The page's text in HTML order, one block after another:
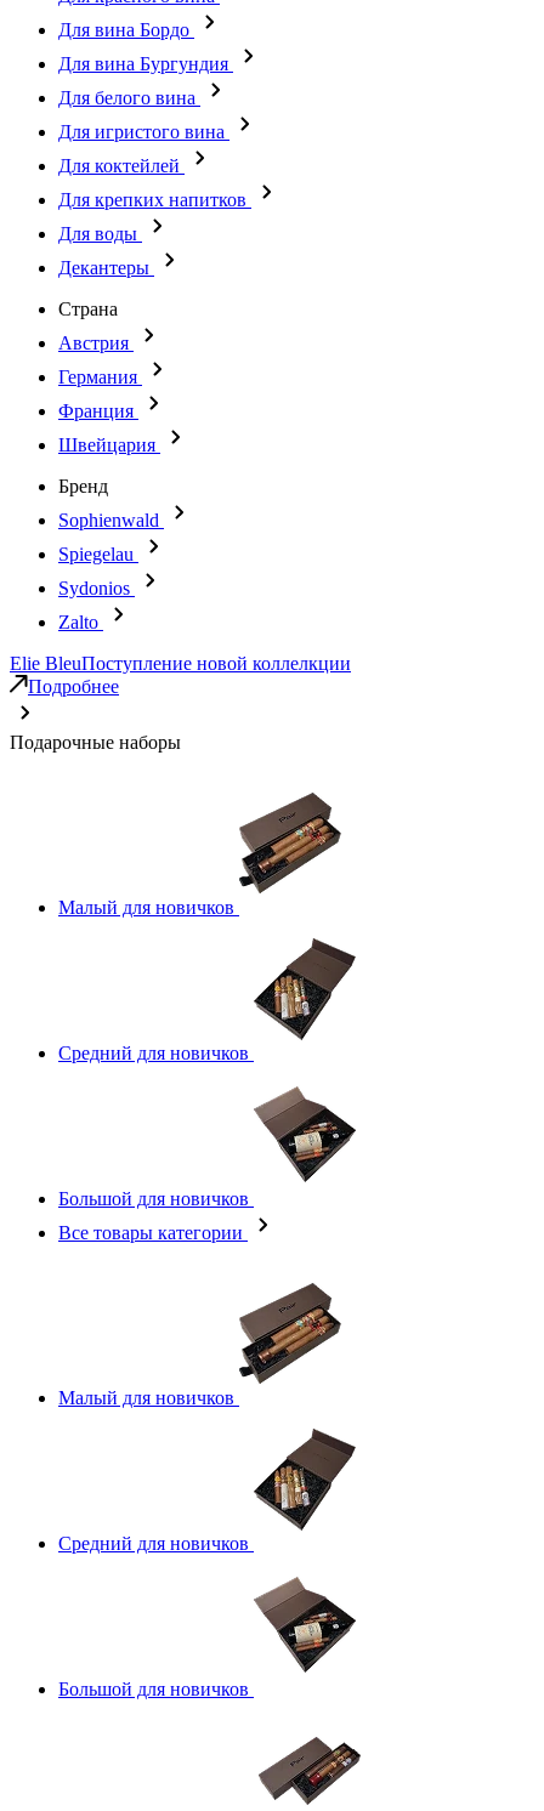
Для вина Бордо
Для вина Бургундия
Для белого вина
Для игристого вина
Для коктейлей
Для крепких напитков
Для воды
Декантеры
Страна
Австрия
Германия
Франция
Швейцария
Бренд
Sophienwald
Spiegelau
Sydonios
Zalto
Elie BleuПоступление новой коллелкции
Подробнее
Подарочные наборы
Малый для новичков
Средний для новичков
Большой для новичков
Все товары категории
Малый для новичков
Средний для новичков
Большой для новичков